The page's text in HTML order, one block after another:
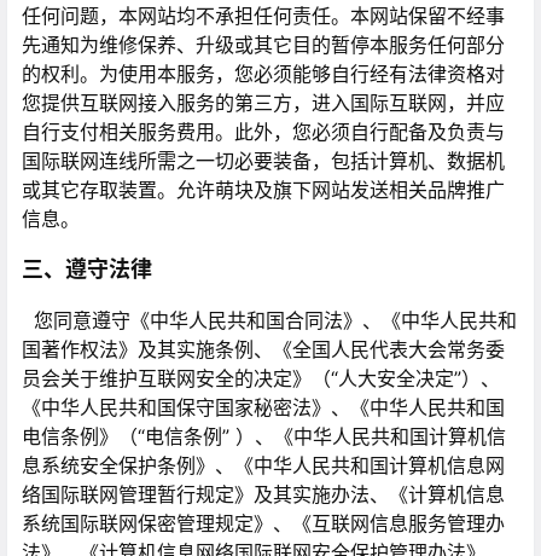
任何问题，本网站均不承担任何责任。本网站保留不经事
先通知为维修保养、升级或其它目的暂停本服务任何部分
的权利。为使用本服务，您必须能够自行经有法律资格对
您提供互联网接入服务的第三方，进入国际互联网，并应
自行支付相关服务费用。此外，您必须自行配备及负责与
国际联网连线所需之一切必要装备，包括计算机、数据机
或其它存取装置。允许萌块及旗下网站发送相关品牌推广
信息。
三、遵守法律
您同意遵守《中华人民共和国合同法》、《中华人民共和
国著作权法》及其实施条例、《全国人民代表大会常务委
员会关于维护互联网安全的决定》（“人大安全决定”）、
《中华人民共和国保守国家秘密法》、《中华人民共和国
电信条例》（“电信条例” ）、《中华人民共和国计算机信
息系统安全保护条例》、《中华人民共和国计算机信息网
络国际联网管理暂行规定》及其实施办法、《计算机信息
系统国际联网保密管理规定》、《互联网信息服务管理办